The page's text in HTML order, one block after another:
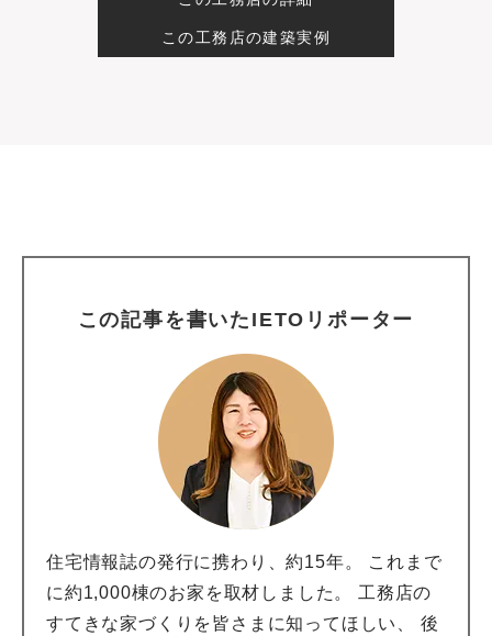
この工務店の建築実例
この記事を書いたIETOリポーター
住宅情報誌の発行に携わり、約15年。 これまで
に約1,000棟のお家を取材しました。 工務店の
すてきな家づくりを皆さまに知ってほしい、 後